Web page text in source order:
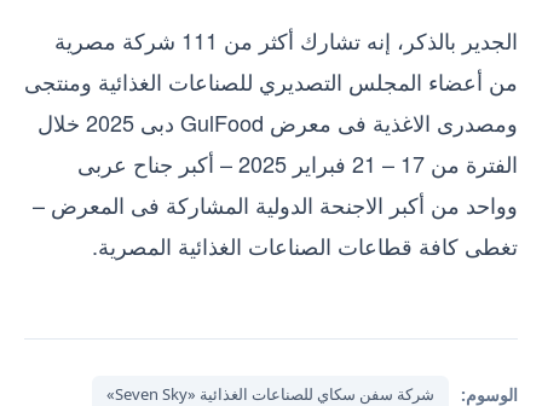
الجدير بالذكر، إنه تشارك أكثر من 111 شركة مصرية
من أعضاء المجلس التصديري للصناعات الغذائية ومنتجى
ومصدرى الاغذية فى معرض GulFood دبى 2025 خلال
الفترة من 17 – 21 فبراير 2025 – أكبر جناح عربى
وواحد من أكبر الاجنحة الدولية المشاركة فى المعرض –
تغطى كافة قطاعات الصناعات الغذائية المصرية.
الوسوم: شركة سفن سكاي للصناعات الغذائية «Seven Sky»